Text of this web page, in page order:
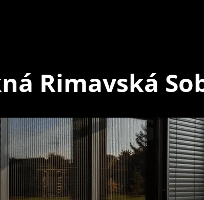
Rimavská
Rimavská
hmyzu pre